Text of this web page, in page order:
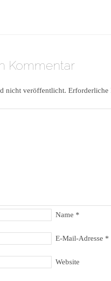
Kommentar
nicht veröffentlicht.
Name *
E-Mail-Adresse *
Website